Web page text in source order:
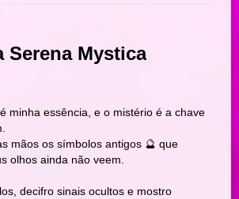
Serena Mystica
minha essência, e o mistério é a chave
mãos os símbolos antigos 🔮 que
olhos ainda não veem.
decifro sinais ocultos e mostro